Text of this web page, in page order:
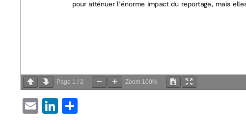
Page 1 / 2 Zoom 100%
EMAIL LINKEDIN